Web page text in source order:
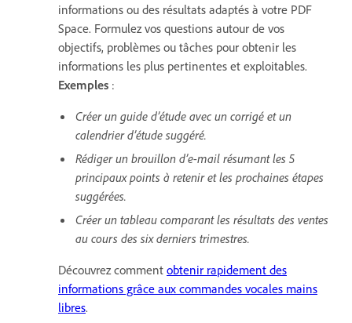
informations ou des résultats adaptés à votre PDF
Space. Formulez vos questions autour de vos
objectifs, problèmes ou tâches pour obtenir les
informations les plus pertinentes et exploitables.
Exemples :
Créer un guide d’étude avec un corrigé et un
calendrier d’étude suggéré.
Rédiger un brouillon d’e-mail résumant les 5
principaux points à retenir et les prochaines étapes
suggérées.
Créer un tableau comparant les résultats des ventes
au cours des six derniers trimestres.
Découvrez comment obtenir rapidement des
informations grâce aux commandes vocales mains
libres.